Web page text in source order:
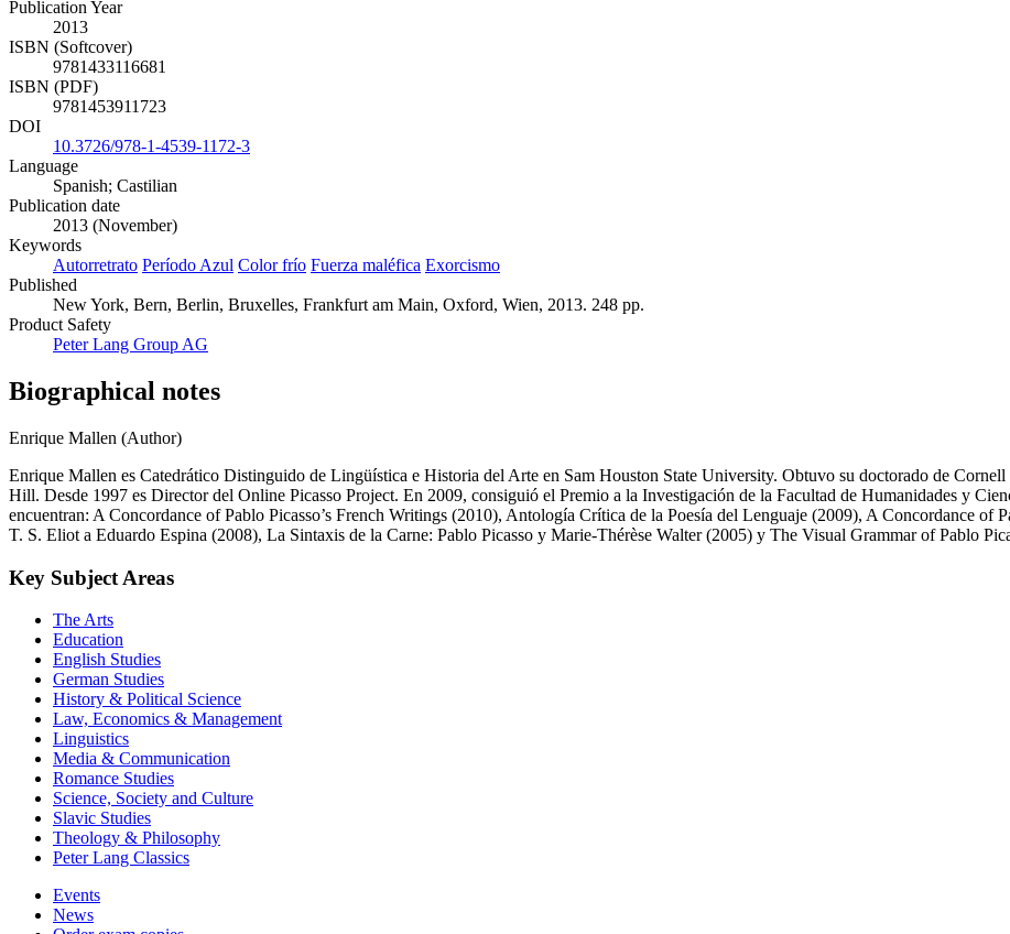
Publication Year
2013
ISBN (Softcover)
9781433116681
ISBN (PDF)
9781453911723
DOI
10.3726/978-1-4539-1172-3
Language
Spanish; Castilian
Publication date
2013 (November)
Keywords
Autorretrato Período Azul Color frío Fuerza maléfica Exorcismo
Published
New York, Bern, Berlin, Bruxelles, Frankfurt am Main, Oxford, Wien, 2013. 248 pp.
Product Safety
Peter Lang Group AG
Biographical notes
Enrique Mallen (Author)
Enrique Mallen es Catedrático Distinguido de Lingüística e Historia del Arte en Sam Houston State University. Obtuvo su doctorado de
Hill. Desde 1997 es Director del Online Picasso Project. En 2009, consiguió el Premio a la Investigación de la Facultad de Humanidades y
encuentran: A Concordance of Pablo Picasso’s French Writings (2010), Antología Crítica de la Poesía del Lenguaje (2009), A Concordance of
T. S. Eliot a Eduardo Espina (2008), La Sintaxis de la Carne: Pablo Picasso y Marie-Thérèse Walter (2005) y The Visual Grammar of Pablo
Key Subject Areas
The Arts
Education
English Studies
German Studies
History & Political Science
Law, Economics & Management
Linguistics
Media & Communication
Romance Studies
Science, Society and Culture
Slavic Studies
Theology & Philosophy
Peter Lang Classics
Events
News